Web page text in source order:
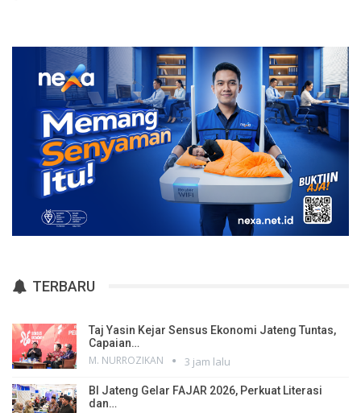
TERBARU
Taj Yasin Kejar Sensus Ekonomi Jateng Tuntas,
Capaian…
M. NURROZIKAN 3 jam lalu
BI Jateng Gelar FAJAR 2026, Perkuat Literasi
dan…